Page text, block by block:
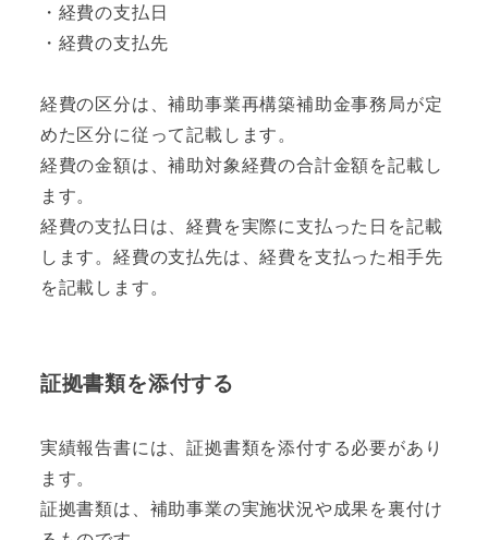
・経費の支払日
・経費の支払先
経費の区分は、補助事業再構築補助金事務局が定
めた区分に従って記載します。
経費の金額は、補助対象経費の合計金額を記載し
ます。
経費の支払日は、経費を実際に支払った日を記載
します。経費の支払先は、経費を支払った相手先
を記載します。
証拠書類を添付する
実績報告書には、証拠書類を添付する必要があり
ます。
証拠書類は、補助事業の実施状況や成果を裏付け